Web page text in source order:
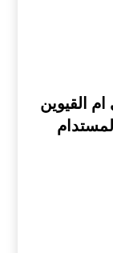
القيوين